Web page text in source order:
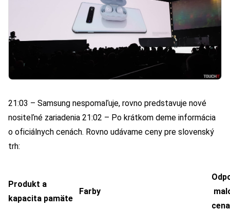
21:03 – Samsung nespomaľuje, rovno predstavuje nové
nositeľné zariadenia 21:02 – Po krátkom deme informácia
o oficiálnych cenách. Rovno udávame ceny pre slovenský
trh:
Produkt a
kapacita pamäte
Farby